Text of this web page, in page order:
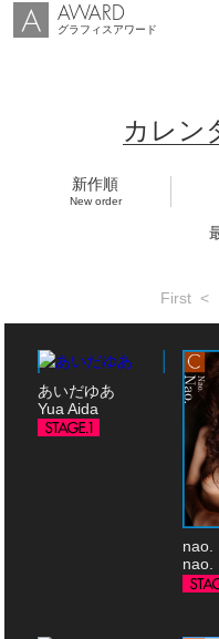
AWARD
グラフィスアワード
カレン
新作順
New order
First <
あいだゆあ
Yua Aida
nao.
nao.